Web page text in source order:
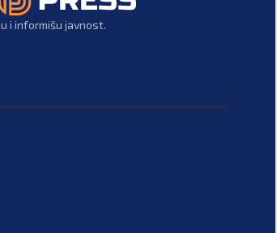
i informišu javnost.